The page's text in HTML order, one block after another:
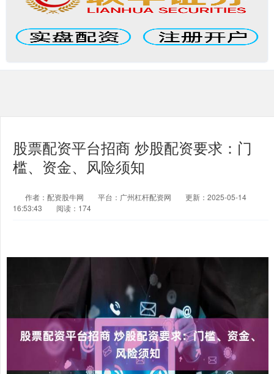
股票配资平台招商 炒股配资要求：门
槛、资金、风险须知
作者：配资股牛网 平台：广州杠杆配资网
更新：2025-05-14
16:53:43
阅读：174